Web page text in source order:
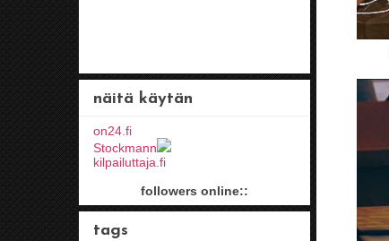
näitä käytän
on24.fi
Stockmann
kilpailuttaja.fi
followers online::
tags